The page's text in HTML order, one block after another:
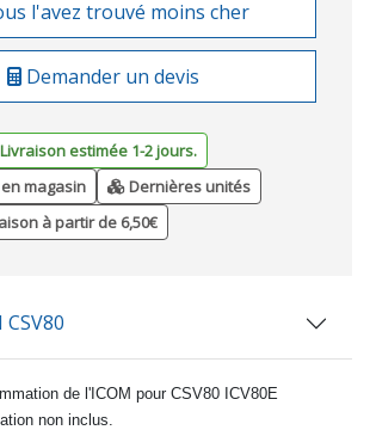
l'avez trouvé moins cher
Demander un devis
estimée 1-2 jours.
magasin
Dernières unités
à partir de 6,50€
CSV80
de l'ICOM pour CSV80 ICV80E
non inclus.